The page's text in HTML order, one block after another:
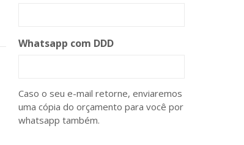
Whatsapp com DDD
Caso o seu e-mail retorne, enviaremos
uma cópia do orçamento para você por
whatsapp também.